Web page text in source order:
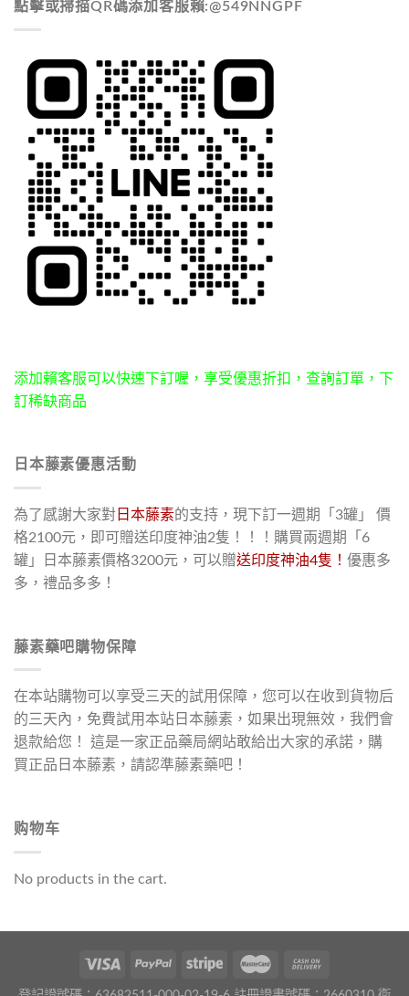
點擊或掃描QR碼添加客服賴:@549NNGPF
添加賴客服可以快速下訂喔，享受優惠折扣，查詢訂單，下
訂稀缺商品
日本藤素優惠活動
為了感謝大家對 日本藤素的支持，現下訂一週期「3罐」 價
格2100元，即可贈送印度神油2隻！！！購買兩週期「6
罐」日本藤素價格3200元，可以贈送印度神油4隻！ 優惠多
多，禮品多多！
藤素藥吧購物保障
在本站購物可以享受三天的試用保障，您可以在收到貨物后
的三天內，免費試用本站日本藤素，如果出現無效，我們會
退款給您！ 這是一家正品藥局網站敢給出大家的承諾，購
買正品日本藤素，請認準藤素藥吧！
购物车
No products in the cart.